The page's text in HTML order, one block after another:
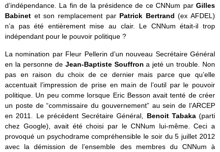
d’indépendance. La fin de la présidence de ce CNNum par Gilles
Babinet et son remplacement par Patrick Bertrand(ex AFDEL)
n’a pas été entièrement mise au clair. Le CNNum était-il trop
indépendant pour le pouvoir politique ?
La nomination par Fleur Pellerin d’un nouveau Secrétaire Général
en la personne de Jean-Baptiste Souffrona jeté un trouble. Non
pas en raison du choix de ce dernier mais parce que qu’elle
accentuait l’impression de prise en main de l’outil par le pouvoir
politique. Un peu comme lorsque Eric Besson avait tenté de créer
un poste de “commissaire du gouvernement” au sein de l’ARCEP
en 2011. Le précédent Secrétaire Général, Benoit Tabaka (parti
chez Google), avait été choisi par le CNNum lui-même. Ceci a
provoqué un psychodrame compréhensible le soir du 5 juillet 2012
avec la démission de l’ensemble des membres du CNNum à